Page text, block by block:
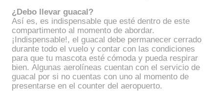
¿Debo llevar guacal?
Así es, es indispensable que esté dentro de este
compartimento al momento de abordar.
¡Indispensable!, el guacal debe permanecer cerrado
durante todo el vuelo y contar con las condiciones
para que tu mascota esté cómoda y pueda respirar
bien. Algunas aerolíneas cuentan con el servicio de
guacal por si no cuentas con uno al momento de
presentarse en el counter del aeropuerto.